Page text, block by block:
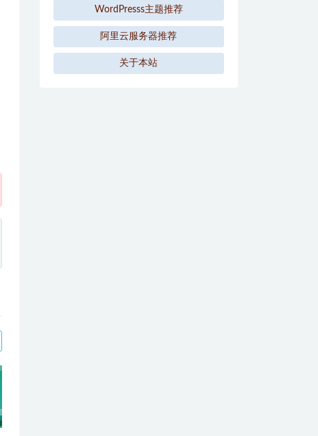
WordPresss主题推荐
阿里云服务器推荐
关于本站